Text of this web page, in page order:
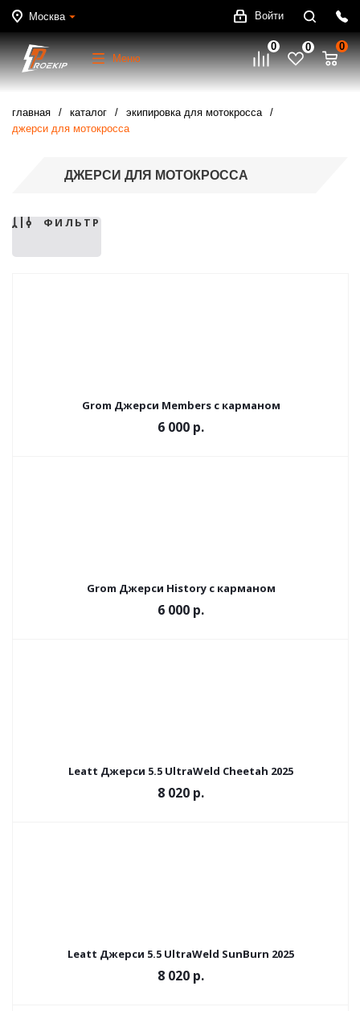
Москва Войти
Меню
0 0 0
главная каталог
экипировка для мотокросса
джерси для мотокросса
ДЖЕРСИ ДЛЯ МОТОКРОССА
ФИЛЬТР
Grom Джерси Members с карманом
6 000 р.
Grom Джерси History с карманом
6 000 р.
Leatt Джерси 5.5 UltraWeld Cheetah 2025
8 020 р.
Leatt Джерси 5.5 UltraWeld SunBurn 2025
8 020 р.